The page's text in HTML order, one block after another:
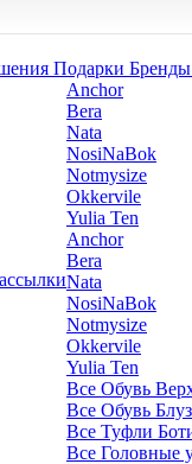
Подарки Бренды
Anchor
Bera
Nata
NosiNaBok
Notmysize
Okkervile
Yulia Ten
Anchor
Bera
Nata
NosiNaBok
Notmysize
Okkervile
Yulia Ten
Все Обувь
Все Обувь
Все Туфли
Все Головные